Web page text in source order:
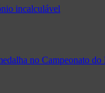
incalculável
no Campeonato